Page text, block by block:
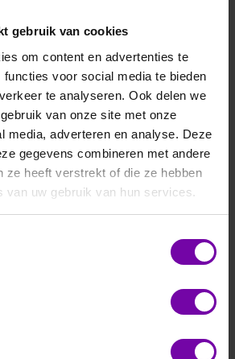
gebruik van cookies
om content en advertenties te
functies voor social media te bieden
te analyseren. Ook delen we
van onze site met onze
media, adverteren en analyse. Deze
gegevens combineren met andere
ze heeft verstrekt of die ze hebben
van uw gebruik van hun services.
bepalen of deze daadwerkelijk
maakt het systeem ideaal voor
Analyzer levert real-time data die
mogelijk.